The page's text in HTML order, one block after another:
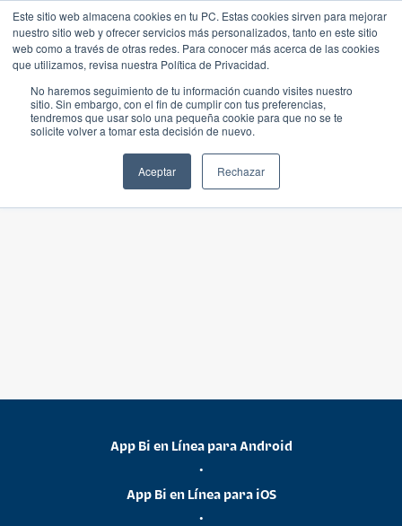
Este sitio web almacena cookies en tu PC. Estas cookies sirven para mejorar
nuestro sitio web y ofrecer servicios más personalizados, tanto en este sitio
web como a través de otras redes. Para conocer más acerca de las cookies
que utilizamos, revisa nuestra Política de Privacidad.
No haremos seguimiento de tu información cuando visites nuestro
sitio. Sin embargo, con el fin de cumplir con tus preferencias,
tendremos que usar solo una pequeña cookie para que no se te
solicite volver a tomar esta decisión de nuevo.
Aceptar Rechazar
App Bi en Línea para Android
•
App Bi en Línea para iOS
•